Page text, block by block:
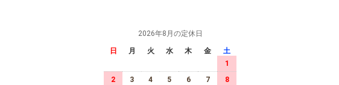
2026年8月の定休日
日 月 火 水 木 金
土
1
2
3 4 5 6 7
8